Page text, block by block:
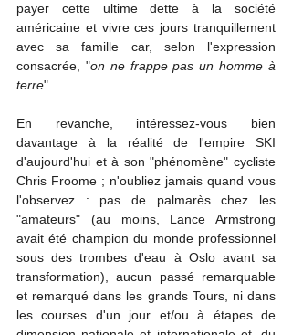
payer cette ultime dette à la société
américaine et vivre ces jours tranquillement
avec sa famille car, selon l'expression
consacrée, "on ne frappe pas un homme à
terre".
En revanche, intéressez-vous bien
davantage à la réalité de l'empire SKI
d'aujourd'hui et à son "phénomène" cycliste
Chris Froome ; n'oubliez jamais quand vous
l'observez : pas de palmarès chez les
"amateurs" (au moins, Lance Armstrong
avait été champion du monde professionnel
sous des trombes d'eau à Oslo avant sa
transformation), aucun passé remarquable
et remarqué dans les grands Tours, ni dans
les courses d'un jour et/ou à étapes de